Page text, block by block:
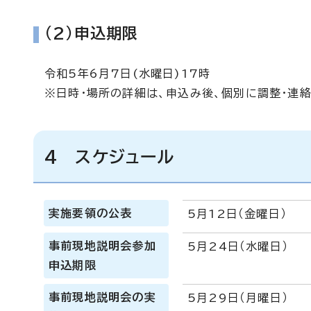
(2)申込期限
令和5年6月7日(水曜日)17時
※日時・場所の詳細は、申込み後、個別に調整・連
4 スケジュール
実施要領の公表 5月12日（金曜日）
事前現地説明会参加
申込期限
5月24日（水曜日）
事前現地説明会の実
5月29日（月曜日）